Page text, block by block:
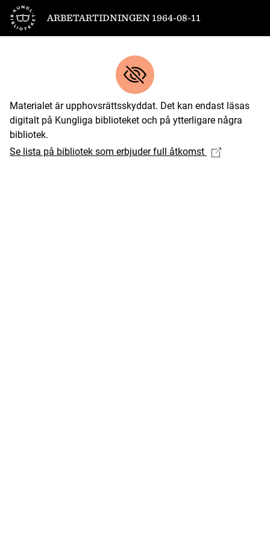
Till startsidan
ARBETARTIDNINGEN 1964-08-11
Materialet är upphovsrättsskyddat. Det kan endast läsas
digitalt på Kungliga biblioteket och på ytterligare några
bibliotek.
Se lista på bibliotek som erbjuder full åtkomst